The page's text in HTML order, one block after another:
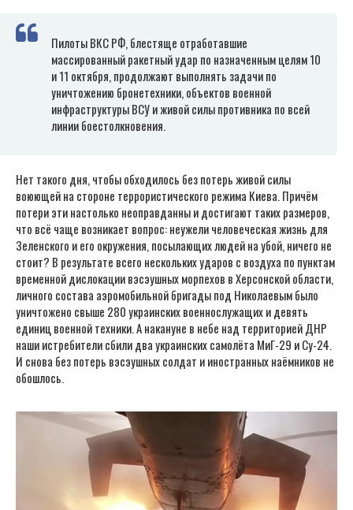
Пилоты ВКС РФ, блестяще отработавшие
массированный ракетный удар по назначенным целям 10
и 11 октября, продолжают выполнять задачи по
уничтожению бронетехники, объектов военной
инфраструктуры ВСУ и живой силы противника по всей
линии боестолкновения.
Нет такого дня, чтобы обходилось без потерь живой силы
воюющей на стороне террористического режима Киева. Причём
потери эти настолько неоправданны и достигают таких размеров,
что всё чаще возникает вопрос: неужели человеческая жизнь для
Зеленского и его окружения, посылающих людей на убой, ничего не
стоит? В результате всего нескольких ударов с воздуха по пунктам
временной дислокации вэсэушных морпехов в Херсонской области,
личного состава аэромобильной бригады под Николаевым было
уничтожено свыше 280 украинских военнослужащих и девять
единиц военной техники. А накануне в небе над территорией ДНР
наши истребители сбили два украинских самолёта МиГ-29 и Су-24.
И снова без потерь вэсэушных солдат и иностранных наёмников не
обошлось.